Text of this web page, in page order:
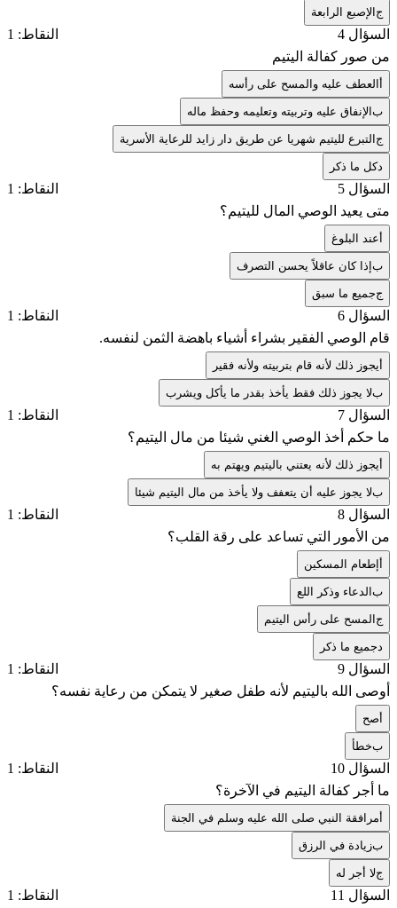
جالإصبع الرابعة
السؤال 4
النقاط: 1
من صور كفالة اليتيم
العطف عليه والمسح على رأسه
بالإنفاق عليه وتربيته وتعليمه وحفظ ماله
جالتبرع لليتيم شهريا عن طريق دار زايد للرعاية الأسرية
كل ما ذكر
السؤال 5
النقاط: 1
متى يعيد الوصي المال لليتيم؟
عند البلوغ
بإذا كان عاقلاً يحسن التصرف
ججميع ما سبق
السؤال 6
النقاط: 1
قام الوصي الفقير بشراء أشياء باهضة الثمن لنفسه.
يجوز ذلك لأنه قام بتربيته ولأنه فقير
بلا يجوز ذلك فقط يأخذ بقدر ما يأكل ويشرب
السؤال 7
النقاط: 1
ما حكم أخذ الوصي الغني شيئا من مال اليتيم؟
يجوز ذلك لأنه يعتني باليتيم ويهتم به
بلا يجوز عليه أن يتعفف ولا يأخذ من مال اليتيم شيئا
السؤال 8
النقاط: 1
من الأمور التي تساعد على رقة القلب؟
إطعام المسكين
بالدعاء وذكر اللع
جالمسح على رأس اليتيم
جميع ما ذكر
السؤال 9
النقاط: 1
أوصى الله باليتيم لأنه طفل صغير لا يتمكن من رعاية نفسه؟
صح
بخطأ
السؤال 10
النقاط: 1
ما أجر كفالة اليتيم في الآخرة؟
مرافقة النبي صلى الله عليه وسلم في الجنة
بزيادة في الرزق
جلا أجر له
السؤال 11
النقاط: 1